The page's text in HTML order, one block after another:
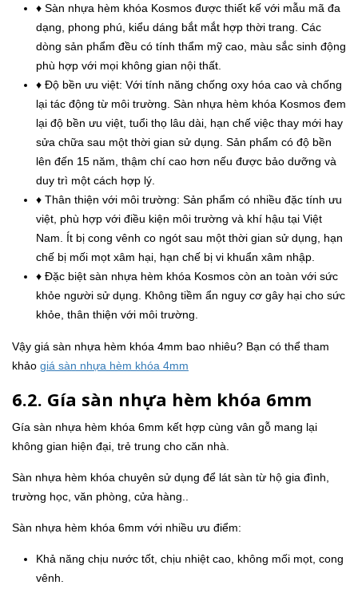
♦ Sàn nhựa hèm khóa Kosmos được thiết kế với mẫu mã đa
dạng, phong phú, kiểu dáng bắt mắt hợp thời trang. Các
dòng sản phẩm đều có tính thẩm mỹ cao, màu sắc sinh động
phù hợp với mọi không gian nội thất.
♦ Độ bền ưu việt: Với tính năng chống oxy hóa cao và chống
lại tác động từ môi trường. Sàn nhựa hèm khóa Kosmos đem
lại độ bền ưu việt, tuổi thọ lâu dài, hạn chế việc thay mới hay
sửa chữa sau một thời gian sử dụng. Sản phẩm có độ bền
lên đến 15 năm, thậm chí cao hơn nếu được bảo dưỡng và
duy trì một cách hợp lý.
♦ Thân thiện với môi trường: Sản phẩm có nhiều đặc tính ưu
việt, phù hợp với điều kiện môi trường và khí hậu tại Việt
Nam. Ít bị cong vênh co ngót sau một thời gian sử dụng, hạn
chế bị mối mọt xâm hại, hạn chế bị vi khuẩn xâm nhập.
♦ Đặc biệt sàn nhựa hèm khóa Kosmos còn an toàn với sức
khỏe người sử dụng. Không tiềm ẩn nguy cơ gây hại cho sức
khỏe, thân thiện với môi trường.
Vậy giá sàn nhựa hèm khóa 4mm bao nhiêu? Bạn có thể tham
khảo giá sàn nhựa hèm khóa 4mm
6.2. Gía sàn nhựa hèm khóa 6mm
Gía sàn nhựa hèm khóa 6mm kết hợp cùng vân gỗ mang lại
không gian hiện đại, trẻ trung cho căn nhà.
Sàn nhựa hèm khóa chuyên sử dụng để lát sàn từ hộ gia đình,
trường học, văn phòng, cửa hàng..
Sàn nhựa hèm khóa 6mm với nhiều ưu điểm:
Khả năng chịu nước tốt, chịu nhiệt cao, không mối mọt, cong
vênh.